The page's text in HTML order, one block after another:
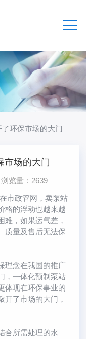
环保市场的大门
市场的大门
浏览量：2639
市政管网，卖泵站
格的浮动也越来越
难，如果运气差，
质量及售后无法保
念在我国的推广
，一体化预制泵站
体现在环保事业的
开了市场的大门，
所需处理的水